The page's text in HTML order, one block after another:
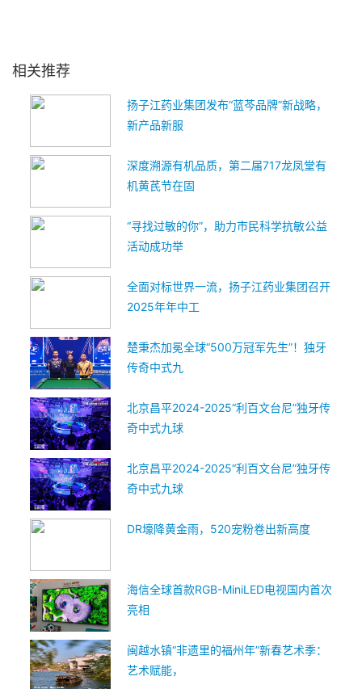
相关推荐
扬子江药业集团发布“蓝芩品牌”新战略，
新产品新服
深度溯源有机品质，第二届717龙凤堂有
机黄芪节在固
“寻找过敏的你”，助力市民科学抗敏公益
活动成功举
全面对标世界一流，扬子江药业集团召开
2025年年中工
楚秉杰加冕全球“500万冠军先生”！独牙
传奇中式九
北京昌平2024-2025“利百文台尼”独牙传
奇中式九球
北京昌平2024-2025“利百文台尼”独牙传
奇中式九球
DR壕降黄金雨，520宠粉卷出新高度
海信全球首款RGB-MiniLED电视国内首次
亮相
闽越水镇“非遗里的福州年”新春艺术季：
艺术赋能，